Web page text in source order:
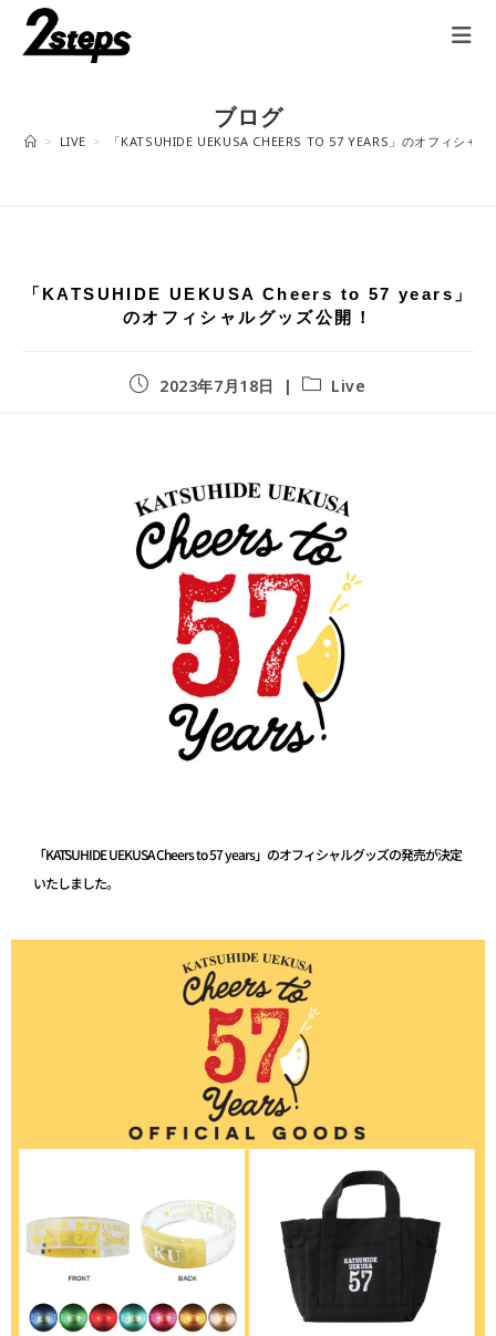
ブログ
> LIVE > 「KATSUHIDE UEKUSA CHEERS TO 57 YEARS」のオフィシャ
「KATSUHIDE UEKUSA Cheers to 57 years」
のオフィシャルグッズ公開！
2023年7月18日 Live
「KATSUHIDE UEKUSA Cheers to 57 years」のオフィシャルグッズの発売が決定
いたしました。